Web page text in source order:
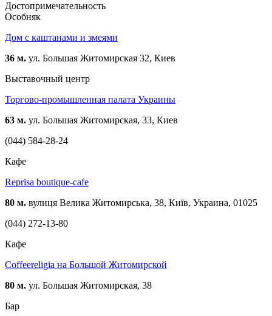
Достопримечательность
Особняк
Дом с каштанами и змеями
36 м. ул. Большая Житомирская 32, Киев
Выставочный центр
Торгово-промышленная палата Украины
63 м. ул. Большая Житомирская, 33, Киев
(044) 584-28-24
Кафе
Reprisa boutique-cafe
80 м. вулиця Велика Житомирська, 38, Київ, Украина, 01025
(044) 272-13-80
Кафе
Coffeereligia на Большой Житомирской
80 м. ул. Большая Житомирская, 38
Бар